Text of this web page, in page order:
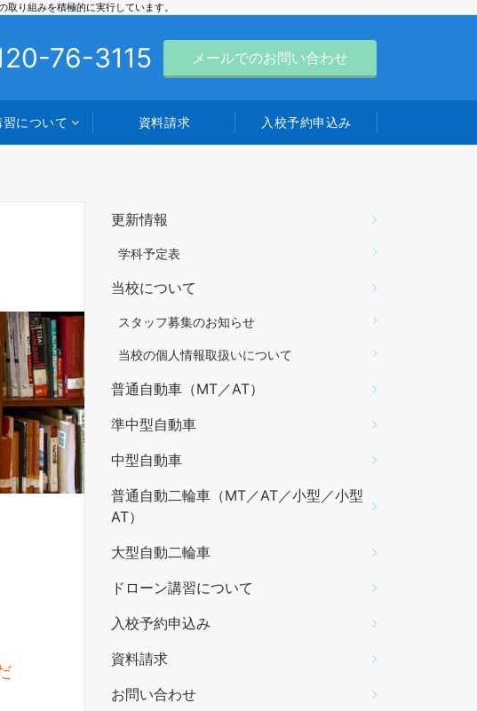
り組みを積極的に実行しています。
76-3115 メールでのお問い合わせ
について 資料請求 入校予約申込み
更新情報
学科予定表
当校について
スタッフ募集のお知らせ
当校の個人情報取扱いについて
普通自動車（MT／AT）
準中型自動車
中型自動車
普通自動二輪車（MT／AT／小型／小型
AT）
大型自動二輪車
ドローン講習について
入校予約申込み
資料請求
お問い合わせ